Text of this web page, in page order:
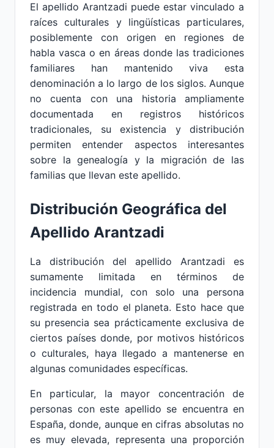
El apellido Arantzadi puede estar vinculado a
raíces culturales y lingüísticas particulares,
posiblemente con origen en regiones de
habla vasca o en áreas donde las tradiciones
familiares han mantenido viva esta
denominación a lo largo de los siglos. Aunque
no cuenta con una historia ampliamente
documentada en registros históricos
tradicionales, su existencia y distribución
permiten entender aspectos interesantes
sobre la genealogía y la migración de las
familias que llevan este apellido.
Distribución Geográfica del
Apellido Arantzadi
La distribución del apellido Arantzadi es
sumamente limitada en términos de
incidencia mundial, con solo una persona
registrada en todo el planeta. Esto hace que
su presencia sea prácticamente exclusiva de
ciertos países donde, por motivos históricos
o culturales, haya llegado a mantenerse en
algunas comunidades específicas.
En particular, la mayor concentración de
personas con este apellido se encuentra en
España, donde, aunque en cifras absolutas no
es muy elevada, representa una proporción